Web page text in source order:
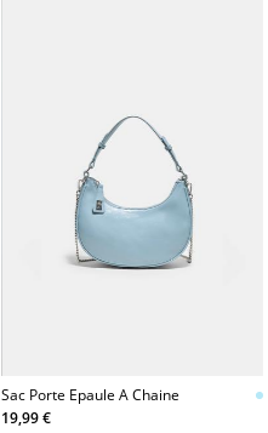
Sac Porte Epaule A Chaine
19,99 €